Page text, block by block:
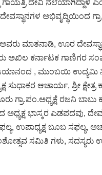
ದೇವಿ ನೆಲೆಯಾಗಿದ್ದಾಳೆ
ಅಭಿವೃದ್ಧಿಯಿಂದ
ಅವರು ಮಾತನಾಡಿ, ಊರ
ಅಖಿಲ ಕರ್ನಾಟಕ ಗಾಣಿಗರ
, ಮುಂಬಯಿ ಉದ್ಯಮಿ
ಆಚಾರ್ಯ, ಶ್ರೀ ಕ್ಷೇತ್ರ
ಗ್ರಾ.ಪಂ.ಅಧ್ಯಕ್ಷೆ ರಜನಿ
ಭಾಸ್ಕರ ಎಡಪದವು,
ಉಪಾಧ್ಯಕ್ಷ ಬೂಬ ಸಫಲ್ಯ,
ಸಮಿತಿ ಗಳು, ಸದಸ್ಯರು